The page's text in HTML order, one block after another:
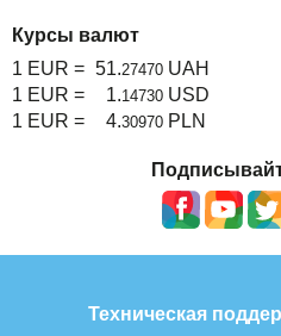
Курсы валют
1 EUR = 51.27470 UAH
1 EUR =
1.14730 USD
1 EUR =
4.30970 PLN
Техническая